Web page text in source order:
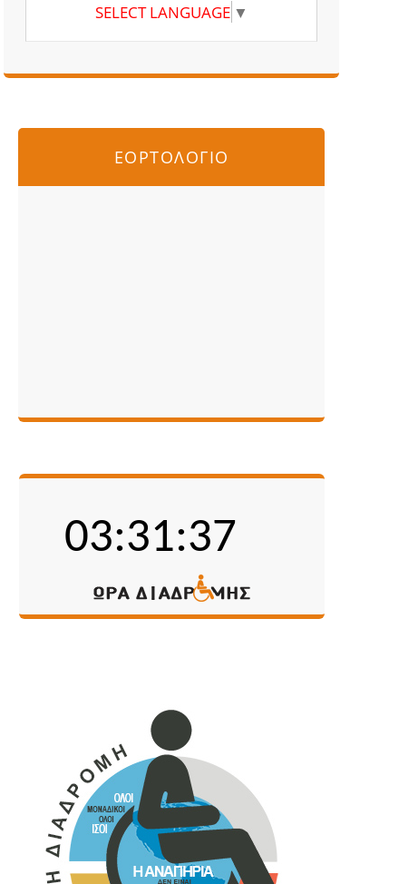
SELECT LANGUAGE ▼
ΕΟΡΤΟΛΟΓΙΟ